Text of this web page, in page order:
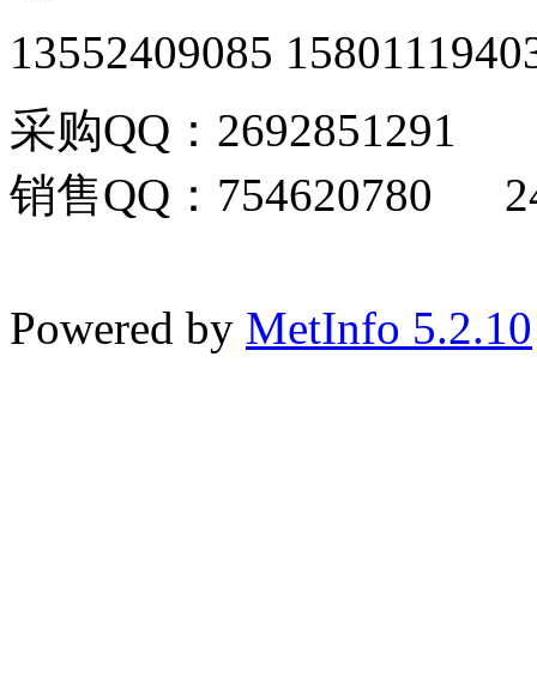
13552409085
采购QQ：2692851291
销售QQ：754620780
Powered by MetInfo 5.2.10